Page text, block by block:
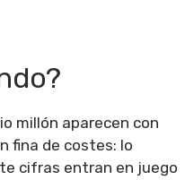
millón aparecen con
fina de costes: lo
cifras entran en juego